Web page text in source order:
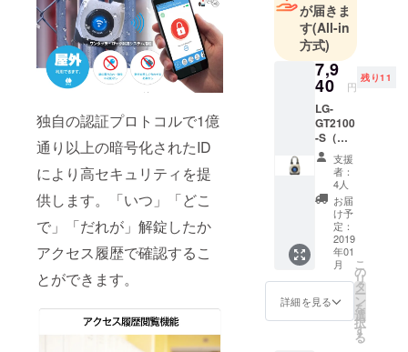
独自の認証プロトコルで1億
通り以上の暗号化されたID
により高セキュリティを提
供します。「いつ」「どこ
で」「だれが」解錠したか
アクセス履歴で確認するこ
とができます。
が届きま
す(All-in
方式)
7,9
40 円
残り11
LG-
GT2100
-S（１
台）
キャン
プファ
イヤ特
価早得
「8%」
OFF！
販売価
格：
8,620円
（税
込）
⇒
支援
者：
4人
お届
け予
定：
2019
年01
月
詳細を見る
こ
の
リ
タ
ー
ン
を
選
択
す
る